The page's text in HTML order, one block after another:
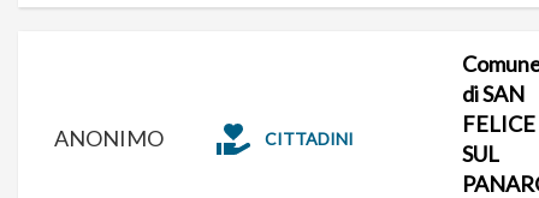
ANONIMO CITTADINI
di SAN
FELICE
SUL